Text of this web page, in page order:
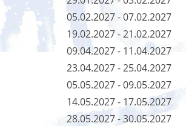
05.02.2027 - 07.02.2027
19.02.2027 - 21.02.2027
09.04.2027 - 11.04.2027
23.04.2027 - 25.04.2027
05.05.2027 - 09.05.2027
14.05.2027 - 17.05.2027
28.05.2027 - 30.05.2027